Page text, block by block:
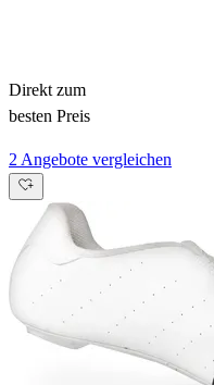
Direkt zum
besten Preis
2 Angebote vergleichen